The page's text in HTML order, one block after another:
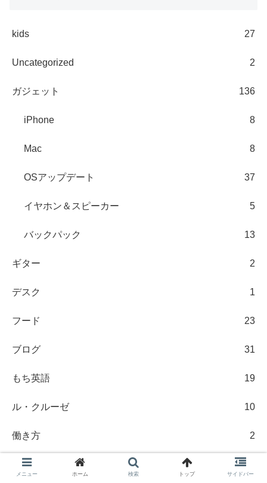
kids 27
Uncategorized 2
ガジェット 136
iPhone 8
Mac 8
OSアップデート 37
イヤホン＆スピーカー 5
バックパック 13
ギター 2
デスク 1
フード 23
ブログ 31
もち英語 19
ル・クルーゼ 10
働き方 2
国際結婚
メニュー ホーム 検索 トップ サイドバー